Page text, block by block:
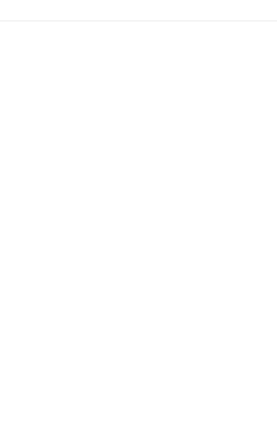
चरणमा व्यवस्थाको काम गर्नुभयो। दोस्रो